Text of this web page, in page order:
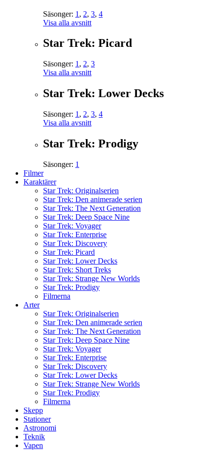
Säsonger: 1 , 2, 3, 4
Visa alla avsnitt
Star Trek: Picard
Säsonger: 1 , 2, 3
Visa alla avsnitt
Star Trek: Lower Decks
Säsonger: 1 , 2, 3, 4
Visa alla avsnitt
Star Trek: Prodigy
Säsonger: 1
Filmer
Karaktärer
Star Trek: Originalserien
Star Trek: Den animerade serien
Star Trek: The Next Generation
Star Trek: Deep Space Nine
Star Trek: Voyager
Star Trek: Enterprise
Star Trek: Discovery
Star Trek: Picard
Star Trek: Lower Decks
Star Trek: Short Treks
Star Trek: Strange New Worlds
Star Trek: Prodigy
Filmerna
Arter
Star Trek: Originalserien
Star Trek: Den animerade serien
Star Trek: The Next Generation
Star Trek: Deep Space Nine
Star Trek: Voyager
Star Trek: Enterprise
Star Trek: Discovery
Star Trek: Lower Decks
Star Trek: Strange New Worlds
Star Trek: Prodigy
Filmerna
Skepp
Stationer
Astronomi
Teknik
Vapen